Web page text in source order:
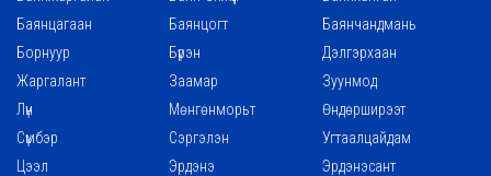
Баянцагаан
Баянцогт
Баянчандмань
Борнуур
Бүрэн
Дэлгэрхаан
Жаргалант
Заамар
Зуунмод
Лүн
Мөнгөнморьт
Өндөрширээт
Сүмбэр
Сэргэлэн
Угтаалцайдам
Цээл
Эрдэнэ Эрдэнэсант